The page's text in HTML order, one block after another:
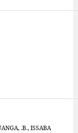
.B., ISSABA